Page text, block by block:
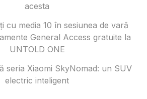
acesta
cu media 10 în sesiunea de vară
General Access gratuite la
UNTOLD ONE
seria Xiaomi SkyNomad: un SUV
electric inteligent